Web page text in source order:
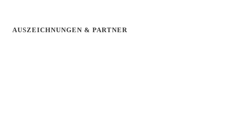
AUSZEICHNUNGEN & PARTNER